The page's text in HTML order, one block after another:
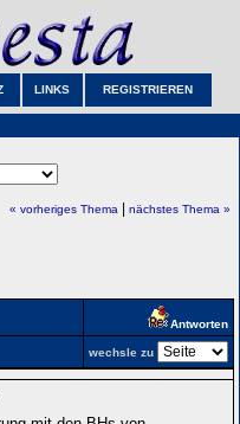
LINKS REGISTRIEREN
« vorheriges Thema nächstes Thema »
Antworten
wechsle zu